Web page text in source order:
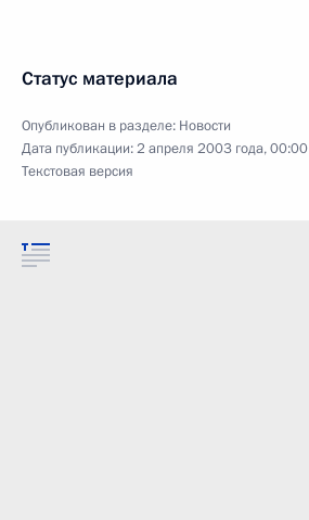
Статус материала
Опубликован в разделе: Новости
Дата публикации:2 апреля 2003 года, 00:00
Текстовая версия